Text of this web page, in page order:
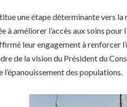
une étape déterminante vers la
à améliorer l’accès aux soins
leur engagement à renforcer
de la vision du Président du
des populations.